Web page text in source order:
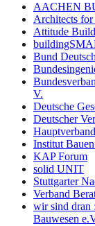
AACHEN
Architects
Attitude
Bund
V.
Deutsche
Deutscher
Institut
KAP Forum
solid UNIT
Stuttgarter
Verband
wir sind dran
Bauwesen